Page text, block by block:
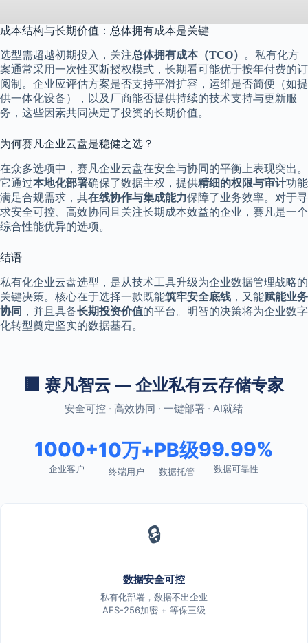
成本结构与长期价值：总体拥有成本是关键
选型需超越初期投入，关注总体拥有成本（TCO）
。私有化方
案通常采用一次性买断授权模式，长期看可能优于按年付费的订
阅制。企业应评估方案是否支持平滑扩容，运维是否简便（如提
供一体化设备），以及厂商能否提供持续的技术支持与更新服
务，这些因素共同决定了投资的长期价值。
为何赛凡企业云盘是稳健之选？
在众多选项中，赛凡企业云盘在安全与协同的平衡上表现突出。
它通过本地化部署确保了数据主权，提供精细的权限与审计功能
满足合规需求，其在线协作与集成能力保障了业务效率。对于寻
求安全可控、高效协同且关注长期成本效益的企业，赛凡是一个
综合性能优异的选项。
结语
私有化企业云盘选型，是从技术工具升级为企业数据管理战略的
关键决策。核心在于选择一款既能筑牢安全底线 ，又能赋能业务
协同 ，并且具备长期投资价值的平台。明智的决策将为企业数字
化转型奠定坚实的数据基石。
🏢 赛凡智云 — 企业私有云存储专家
安全可控 · 高效协同 · 一键部署 · AI就绪
1000+
企业客户
10万+
终端用户
PB级
数据托管
99.99%
数据可靠性
🔒
数据安全可控
私有化部署，数据不出企业
AES-256加密 + 等保三级